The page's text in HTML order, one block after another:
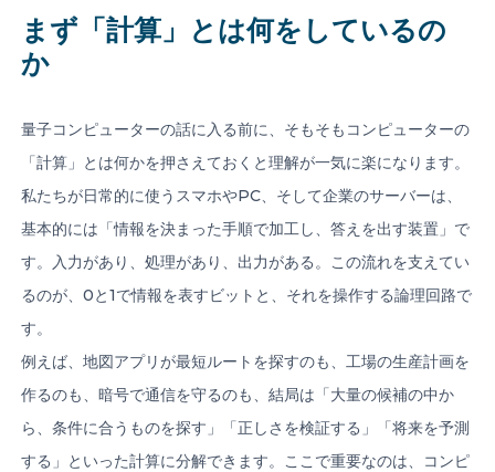
Member of Russell Bedford International –
まず「計算」とは何をしているの
か
量子コンピューターの話に入る前に、そもそもコンピューターの
「計算」とは何かを押さえておくと理解が一気に楽になります。
私たちが日常的に使うスマホやPC、そして企業のサーバーは、
基本的には「情報を決まった手順で加工し、答えを出す装置」で
す。入力があり、処理があり、出力がある。この流れを支えてい
るのが、0と1で情報を表すビットと、それを操作する論理回路で
す。
例えば、地図アプリが最短ルートを探すのも、工場の生産計画を
作るのも、暗号で通信を守るのも、結局は「大量の候補の中か
ら、条件に合うものを探す」「正しさを検証する」「将来を予測
する」といった計算に分解できます。ここで重要なのは、コンピ